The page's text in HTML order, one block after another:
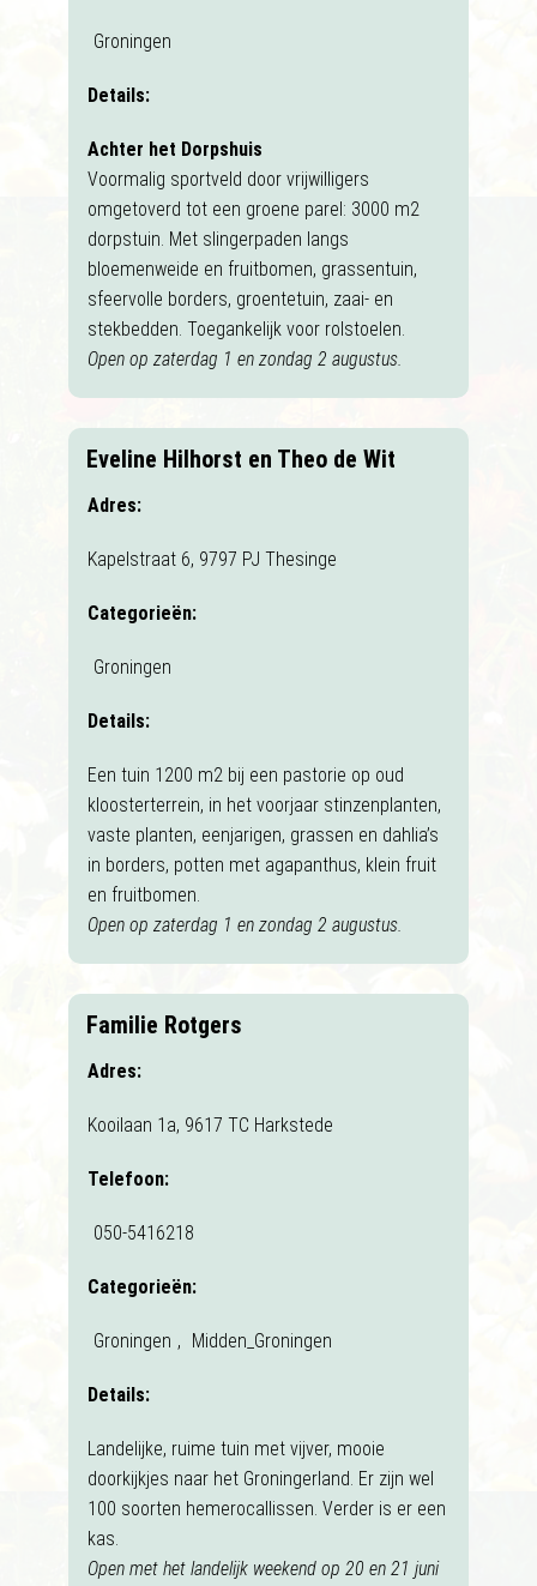
Groningen
Details:
Achter het Dorpshuis
Voormalig sportveld door vrijwilligers
omgetoverd tot een groene parel: 3000 m2
dorpstuin. Met slingerpaden langs
bloemenweide en fruitbomen, grassentuin,
sfeervolle borders, groentetuin, zaai- en
stekbedden. Toegankelijk voor rolstoelen.
Open op zaterdag 1 en zondag 2 augustus.
Eveline Hilhorst en Theo de Wit
Adres:
Kapelstraat 6, 9797 PJ Thesinge
Categorieën:
Groningen
Details:
Een tuin 1200 m2 bij een pastorie op oud
kloosterterrein, in het voorjaar stinzenplanten,
vaste planten, eenjarigen, grassen en dahlia’s
in borders, potten met agapanthus, klein fruit
en fruitbomen.
Open op zaterdag 1 en zondag 2 augustus.
Familie Rotgers
Adres:
Kooilaan 1a, 9617 TC Harkstede
Telefoon:
050-5416218
Categorieën:
Groningen , Midden_Groningen
Details:
Landelijke, ruime tuin met vijver, mooie
doorkijkjes naar het Groningerland. Er zijn wel
100 soorten hemerocallissen. Verder is er een
kas.
Open met het landelijk weekend op 20 en 21 juni